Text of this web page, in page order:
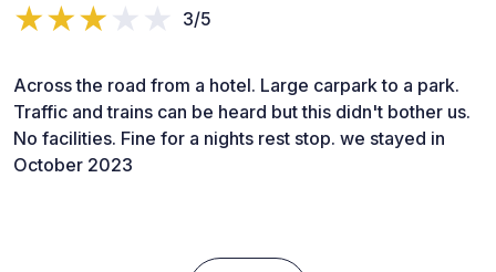
3/5
Across the road from a hotel. Large carpark to a park.
Traffic and trains can be heard but this didn't bother us.
No facilities. Fine for a nights rest stop. we stayed in
October 2023